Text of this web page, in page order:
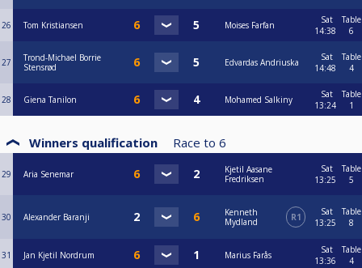
26 Tom Kristiansen Moises Farfan
Sat
14:38
Table
6
27
Trond-Michael Borrie
Stensrød
Edvardas Andriuska
Sat
14:48
Table
4
28 Giena Tanilon Mohamed Salkiny
Sat
13:24
Table
1
Winners qualification Race to 6
29 Aria Senemar
Kjetil Aasane
Fredriksen
Sat
13:25
Table
5
30 Alexander Baranji
Kenneth
Mydland
R1
Sat
13:25
Table
8
31 Jan Kjetil Nordrum Marius Farås
Sat
13:36
Table
4